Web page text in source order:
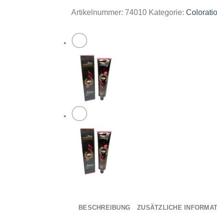
Färbemittel
100ml
-
#steelgray
Artikelnummer: 74010 Kategorie:
BESCHREIBUNG ZUSÄTZLICHE